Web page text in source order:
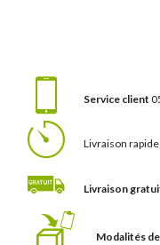
Service client
Livraison rapide
Livraison
Modalités